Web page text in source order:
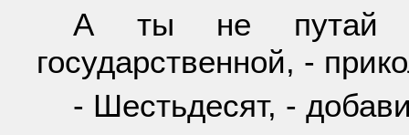
А ты не путай
государственной, -
- Шестьдесят, -